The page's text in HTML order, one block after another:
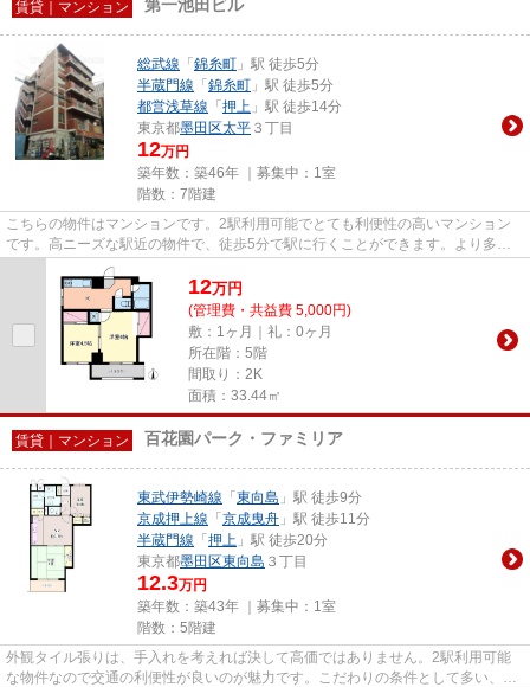
賃貸｜マンション 第一池田ビル
総武線 「 錦糸町 」駅 徒歩5分
半蔵門線 「 錦糸町 」駅 徒歩5分
都営浅草線 「 押上 」駅 徒歩14分
東京都墨田区太平 ３丁目
12万円
築年数：築46年 ｜募集中： 1室
階数：7階建
こちらの物件はマンションです。2駅利用可能でとても利便性の高いマンション
です。高ニーズな駅近の物件で、徒歩5分で駅に行くことができます。より多く
の不動産情報をお求めなら、ま...
12万円
(管理費・共益費 5,000円)
敷：1ヶ月｜礼：0ヶ月
所在階：5階
間取り：2K
面積：33.44㎡
賃貸｜マンション 百花園パーク・ファミリア
東武伊勢崎線 「 東向島 」駅 徒歩9分
京成押上線 「 京成曳舟 」駅 徒歩11分
半蔵門線 「 押上 」駅 徒歩20分
東京都墨田区東向島 ３丁目
12.3万円
築年数：築43年 ｜募集中： 1室
階数：5階建
外観タイル張りは、手入れを考えれば決して高価ではありません。2駅利用可能
な物件なので交通の利便性が良いのが魅力です。こだわりの条件として多い、駅